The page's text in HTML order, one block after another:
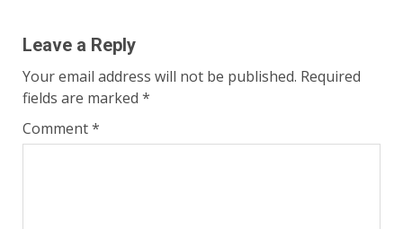
Leave a Reply
Your email address will not be published. Required
fields are marked *
Comment*